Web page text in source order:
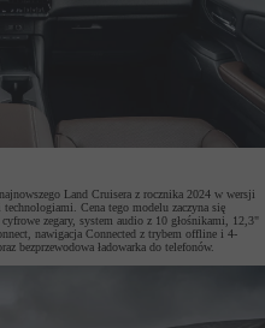
Land Cruisera z rocznika 2024 w wersji
Cena tego modelu zaczyna się
zegary, system audio z 10 głośnikami, 12,3"
nawigacja Connected z trybem offline i 4-
bezprzewodowa ładowarka do telefonów.